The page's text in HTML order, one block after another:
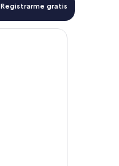
Registrarme gratis